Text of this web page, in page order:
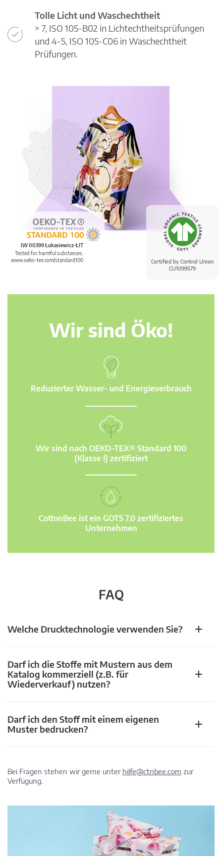
Certified by Control Union
CU1099579
IW 00399 Łukasiewicz-ŁIT
Tested for harmful substances.
www.oeko-tex.com/standard100
Tolle Licht und Waschechtheit
> 7, ISO 105-B02 in Lichtechtheitsprüfungen
und 4-5, ISO 105-C06 in Waschechtheit
Prüfungen.
Wir sind Öko!
Reduzierter Wasser- und Energieverbrauch
Wir sind nach OEKO-TEX® Standard 100
(Klasse I) zertifiziert
CottonBee ist ein GOTS 7.0 zertifiziertes
Unternehmen
FAQ
Welche Drucktechnologie verwenden Sie?
Darf ich die Stoffe mit Mustern aus dem
Katalog kommerziell (z.B. für
Wiederverkauf) nutzen?
Darf ich den Stoff mit einem eigenen
Muster bedrucken?
Bei Fragen stehen wir gerne unter hilfe@ctnbee.com zur
Verfügung.